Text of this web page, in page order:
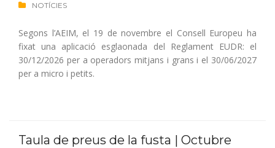
NOTÍCIES
Segons l’AEIM, el 19 de novembre el Consell Europeu ha
fixat una aplicació esglaonada del Reglament EUDR: el
30/12/2026 per a operadors mitjans i grans i el 30/06/2027
per a micro i petits.
Taula de preus de la fusta | Octubre